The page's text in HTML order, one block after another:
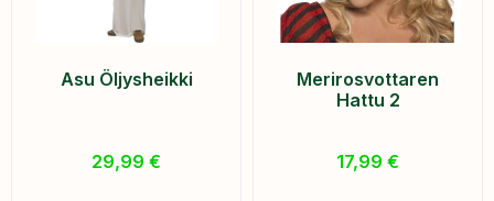
Asu Öljysheikki
29,99 €
Merirosvottaren
Hattu 2
17,99 €